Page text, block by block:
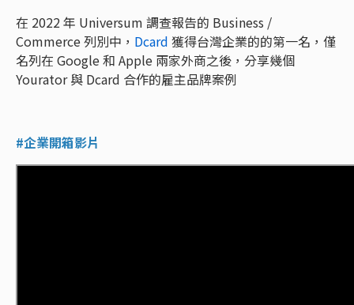
在 2022 年 Universum 調查報告的 Business /
Commerce 列別中， Dcard 獲得台灣企業的的第一名，僅
名列在 Google 和 Apple 兩家外商之後，分享幾個
Yourator 與 Dcard 合作的雇主品牌案例
#企業開箱影片